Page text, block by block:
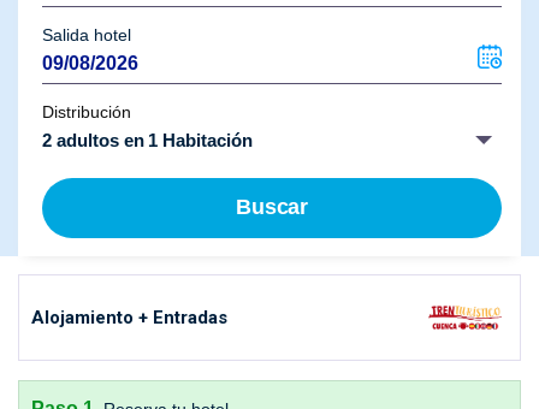
Salida hotel
Distribución
2 adultos en 1 Habitación
Buscar
Alojamiento + Entradas